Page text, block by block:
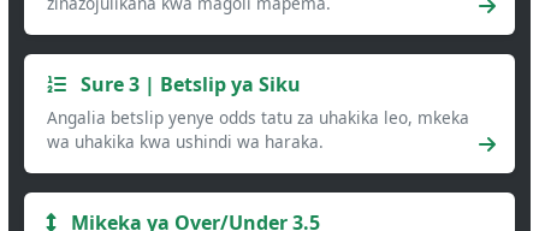
Sure 3 | Betslip ya Siku
Angalia betslip yenye odds tatu za uhakika leo, mkeka
wa uhakika kwa ushindi wa haraka.
Mikeka ya Over/Under 3.5